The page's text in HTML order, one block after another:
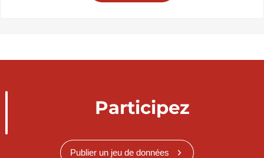
Participez
Publier un jeu de données